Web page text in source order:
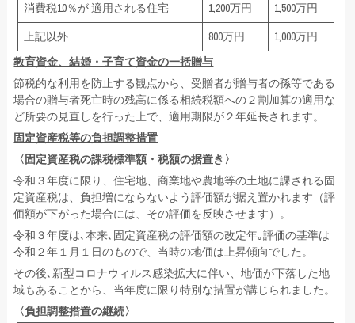
消費税10％が 適用される住宅
1,200万円
1,500万円
上記以外
800万円
1,000万円
教育資金、結婚・子育て資金の一括贈与
節税的な利用を防止する観点から、受贈者が贈与者の孫等である
場合の贈与者死亡時の残高に係る相続税額への２割加算の適用な
ど所要の見直しを行った上で、適用期限が２年延長されます。
固定資産税等の負担調整措置
〈固定資産税の課税標準額・税額の据置き〉
令和３年度に限り、住宅地、商業地や農地等の土地に課される固
定資産税は、負担増にならないよう評価額が据え置かれます（評
価額が下がった場合には、その評価を反映させます）。
令和３年度は､本来､固定資産税の評価額の改定年｡評価の基準は
令和２年１月１日のもので、当時の地価は上昇傾向でした。
その後､新型コロナウィルス感染拡大に伴い、地価が下落した地
域もあることから、当年度に限り特別な措置が講じられました。
〈負担調整措置の継続〉